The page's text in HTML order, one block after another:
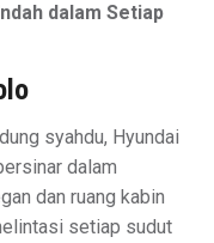
dalam Setiap
syahdu, Hyundai
dalam
dan ruang kabin
setiap sudut